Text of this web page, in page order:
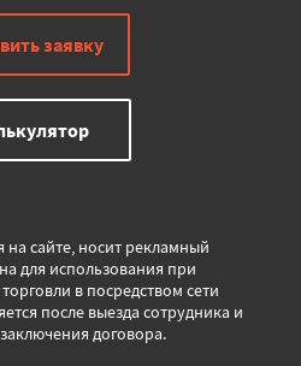
заявку
сайте, носит рекламный
для использования при
в посредством сети
после выезда сотрудника и
договора.